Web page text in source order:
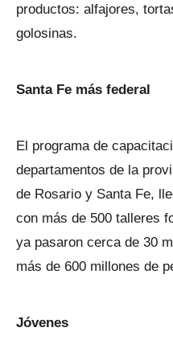
productos: alfajores,
golosinas.
Santa Fe más federal
El programa de
departamentos de la
de Rosario y Santa Fe,
con más de 500 talleres
ya pasaron cerca de 30
más de 600 millones de
Jóvenes